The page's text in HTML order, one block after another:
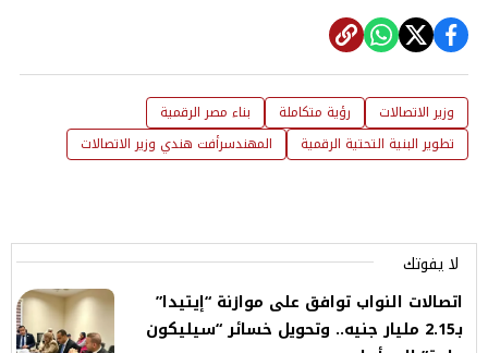
وزير الاتصالات رؤية متكاملة
بناء مصر الرقمية
تطوير البنية التحتية الرقمية
المهندسرأفت هندي وزير الاتصالات
لا يفوتك
اتصالات النواب توافق على موازنة “إيتيدا”
بـ2.15 مليار جنيه.. وتحويل خسائر “سيليكون